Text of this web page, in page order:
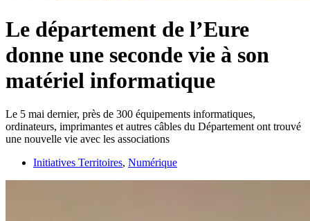
Le département de l’Eure
donne une seconde vie à son
matériel informatique
Le 5 mai dernier, près de 300 équipements informatiques,
ordinateurs, imprimantes et autres câbles du Département ont trouvé
une nouvelle vie avec les associations
Initiatives Territoires, Numérique